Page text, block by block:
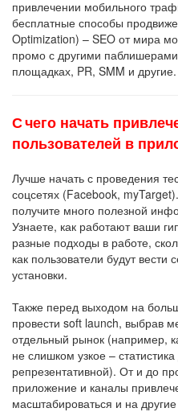
привлечении мобильного
бесплатные способы
Optimization) – SEO от мира
промо с другими
площадках, PR, SMM и другие.
С чего начать
пользователей в
Лучше начать с проведения
соцсетях (Facebook,
получите много полезной
Узнаете, как работают ваши
разные подходы в работе,
как пользователи будут
установки.
Также перед выходом на
провести soft launch, выбрав
отдельный рынок (например,
не слишком узкое –
репрезентативной). От и до
приложение и каналы
масштабироваться и на